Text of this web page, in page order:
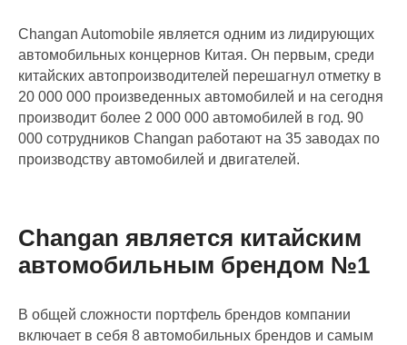
Changan Automobile является одним из лидирующих
автомобильных концернов Китая. Он первым, среди
китайских автопроизводителей перешагнул отметку в
20 000 000 произведенных автомобилей и на сегодня
производит более 2 000 000 автомобилей в год. 90
000 сотрудников Changan работают на 35 заводах по
производству автомобилей и двигателей.
Changan является китайским
автомобильным брендом №1
В общей сложности портфель брендов компании
включает в себя 8 автомобильных брендов и самым